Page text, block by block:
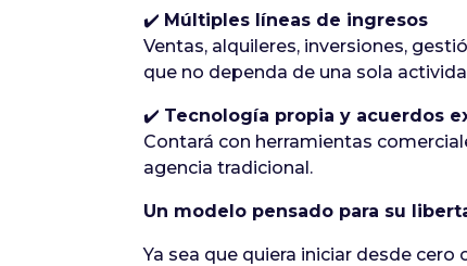
✔️ Múltiples líneas de ingresos
Ventas, alquileres, inversiones,
que no dependa de una sola
✔️ Tecnología propia y acuerdos
Contará con herramientas
agencia tradicional.
Un modelo pensado para su
Ya sea que quiera iniciar desde